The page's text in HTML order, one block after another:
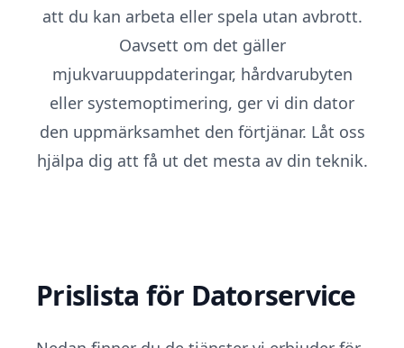
att du kan arbeta eller spela utan avbrott.
Oavsett om det gäller
mjukvaruuppdateringar, hårdvarubyten
eller systemoptimering, ger vi din dator
den uppmärksamhet den förtjänar. Låt oss
hjälpa dig att få ut det mesta av din teknik.
Prislista för Datorservice